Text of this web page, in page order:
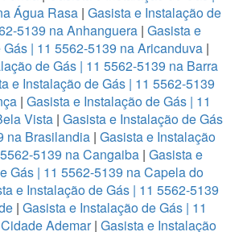
Água Rasa | Gasista e Instalação de
5139 na Anhanguera| Gasista e
| 11 5562-5139 na Aricanduva |
de Gás | 11 5562-5139 na Barra
e Instalação de Gás | 11 5562-5139
| Gasista e Instalação de Gás | 11
Vista| Gasista e Instalação de Gás
na Brasilandia | Gasista e Instalação
5139 na Cangaiba| Gasista e
Gás | 11 5562-5139 na Capela do
e Instalação de Gás | 11 5562-5139
| Gasista e Instalação de Gás | 11
Ademar| Gasista e Instalação